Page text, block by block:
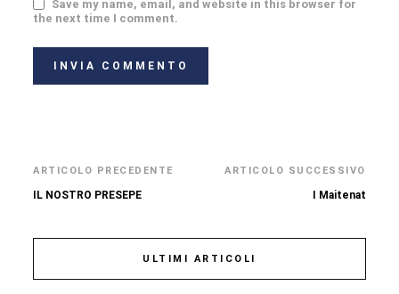
Save my name, email, and website in this browser for
the next time I comment.
ARTICOLO PRECEDENTE
IL NOSTRO PRESEPE
ARTICOLO SUCCESSIVO
I Maitenat
ULTIMI ARTICOLI